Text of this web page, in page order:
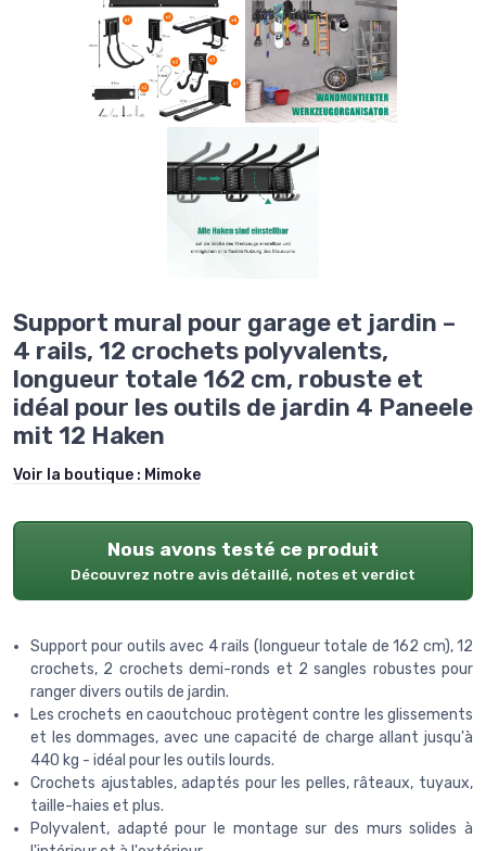
Support mural pour garage et jardin –
4 rails, 12 crochets polyvalents,
longueur totale 162 cm, robuste et
idéal pour les outils de jardin 4 Paneele
mit 12 Haken
Voir la boutique : Mimoke
Nous avons testé ce produit
Découvrez notre avis détaillé, notes et verdict
Support pour outils avec 4 rails (longueur totale de 162 cm), 12
crochets, 2 crochets demi-ronds et 2 sangles robustes pour
ranger divers outils de jardin.
Les crochets en caoutchouc protègent contre les glissements
et les dommages, avec une capacité de charge allant jusqu'à
440 kg - idéal pour les outils lourds.
Crochets ajustables, adaptés pour les pelles, râteaux, tuyaux,
taille-haies et plus.
Polyvalent, adapté pour le montage sur des murs solides à